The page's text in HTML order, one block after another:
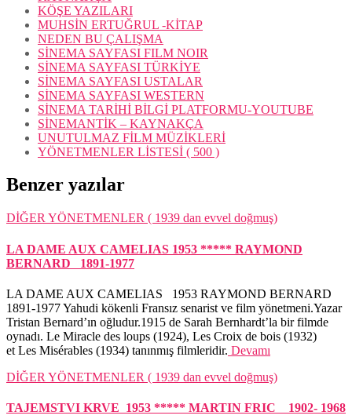
KÖŞE YAZILARI
MUHSİN ERTUĞRUL -KİTAP
NEDEN BU ÇALIŞMA
SİNEMA SAYFASI FILM NOIR
SİNEMA SAYFASI TÜRKİYE
SİNEMA SAYFASI USTALAR
SİNEMA SAYFASI WESTERN
SİNEMA TARİHİ BİLGİ PLATFORMU-YOUTUBE
SİNEMANTİK – KAYNAKÇA
UNUTULMAZ FİLM MÜZİKLERİ
YÖNETMENLER LİSTESİ ( 500 )
Benzer yazılar
DİĞER YÖNETMENLER ( 1939 dan evvel doğmuş)
LA DAME AUX CAMELIAS 1953 ***** RAYMOND
BERNARD 1891-1977
LA DAME AUX CAMELIAS 1953 RAYMOND BERNARD
1891-1977 Yahudi kökenli Fransız senarist ve film yönetmeni.Yazar
Tristan Bernard’ın oğludur.1915 de Sarah Bernhardt’la bir filmde
oynadı. Le Miracle des loups (1924), Les Croix de bois (1932)
et Les Misérables (1934) tanınmış filmleridir. Devamı
DİĞER YÖNETMENLER ( 1939 dan evvel doğmuş)
TAJEMSTVI KRVE 1953 ***** MARTIN FRIC 1902- 1968